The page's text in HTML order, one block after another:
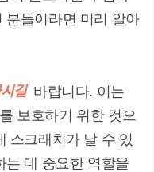
분들이라면 미리 알아
길 바랍니다. 이는
보호하기 위한 것으
스크래치가 날 수 있
는 데 중요한 역할을